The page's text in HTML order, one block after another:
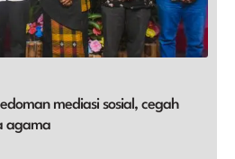
mediasi sosial, cegah
agama